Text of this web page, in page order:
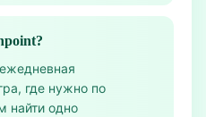
где нужно по
найти одно